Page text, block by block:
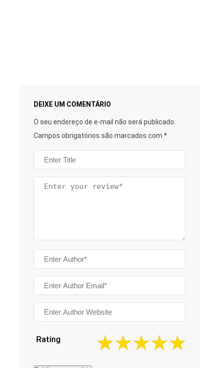
DEIXE UM COMENTÁRIO
O seu endereço de e-mail não será publicado.
Campos obrigatórios são marcados com *
Rating